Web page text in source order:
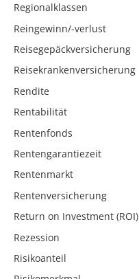
Regionalklassen
Reingewinn/-verlust
Reisegepäckversicherung
Reisekrankenversicherung
Rendite
Rentabilität
Rentenfonds
Rentengarantiezeit
Rentenmarkt
Rentenversicherung
Return on Investment (ROI)
Rezession
Risikoanteil